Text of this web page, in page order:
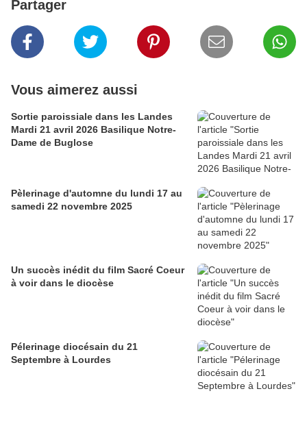
Partager
Vous aimerez aussi
Sortie paroissiale dans les Landes
Mardi 21 avril 2026 Basilique Notre-
Dame de Buglose
Pèlerinage d'automne du lundi 17 au
samedi 22 novembre 2025
Un succès inédit du film Sacré Coeur
à voir dans le diocèse
Pélerinage diocésain du 21
Septembre à Lourdes